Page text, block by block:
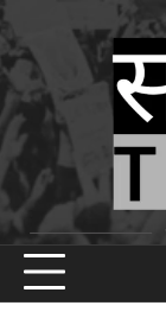
Skip
to
content